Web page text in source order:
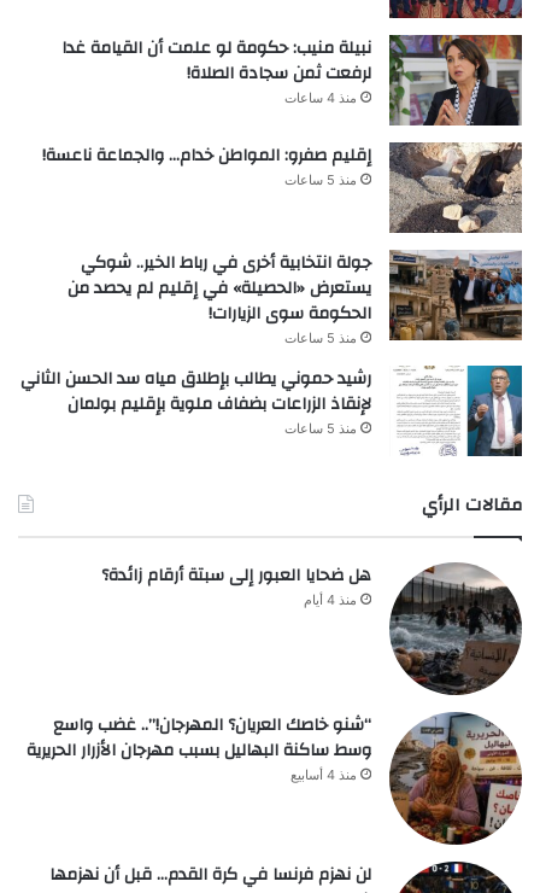
نبيلة منيب: حكومة لو علمت أن القيامة غدا
لرفعت ثمن سجادة الصلاة!
منذ 4 ساعات
إقليم صفرو: المواطن خدام… والجماعة ناعسة!
منذ 5 ساعات
جولة انتخابية أخرى في رباط الخير.. شوكي
يستعرض «الحصيلة» في إقليم لم يحصد من
الحكومة سوى الزيارات!
منذ 5 ساعات
رشيد حموني يطالب بإطلاق مياه سد الحسن الثاني
لإنقاذ الزراعات بضفاف ملوية بإقليم بولمان
منذ 5 ساعات
مقالات الرأي
هل ضحايا العبور إلى سبتة أرقام زائدة؟
منذ 4 أيام
“شنو خاصك العريان؟ المهرجان!”.. غضب واسع
وسط ساكنة البهاليل بسبب مهرجان الأزرار الحريرية
منذ 4 أسابيع
لن نهزم فرنسا في كرة القدم… قبل أن نهزمها